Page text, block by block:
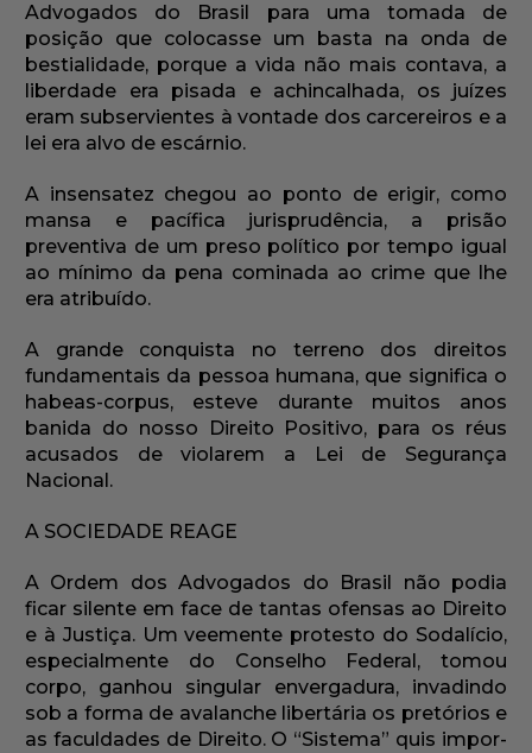
Advogados do Brasil para uma tomada de
posição que colocasse um basta na onda de
bestialidade, porque a vida não mais contava, a
liberdade era pisada e achincalhada, os juízes
eram subservientes à vontade dos carcereiros e a
lei era alvo de escárnio.
A insensatez chegou ao ponto de erigir, como
mansa e pacífica jurisprudência, a prisão
preventiva de um preso político por tempo igual
ao mínimo da pena cominada ao crime que lhe
era atribuído.
A grande conquista no terreno dos direitos
fundamentais da pessoa humana, que significa o
habeas-corpus, esteve durante muitos anos
banida do nosso Direito Positivo, para os réus
acusados de violarem a Lei de Segurança
Nacional.
A SOCIEDADE REAGE
A Ordem dos Advogados do Brasil não podia
ficar silente em face de tantas ofensas ao Direito
e à Justiça. Um veemente protesto do Sodalício,
especialmente do Conselho Federal, tomou
corpo, ganhou singular envergadura, invadindo
sob a forma de avalanche libertária os pretórios e
as faculdades de Direito. O “Sistema” quis impor-